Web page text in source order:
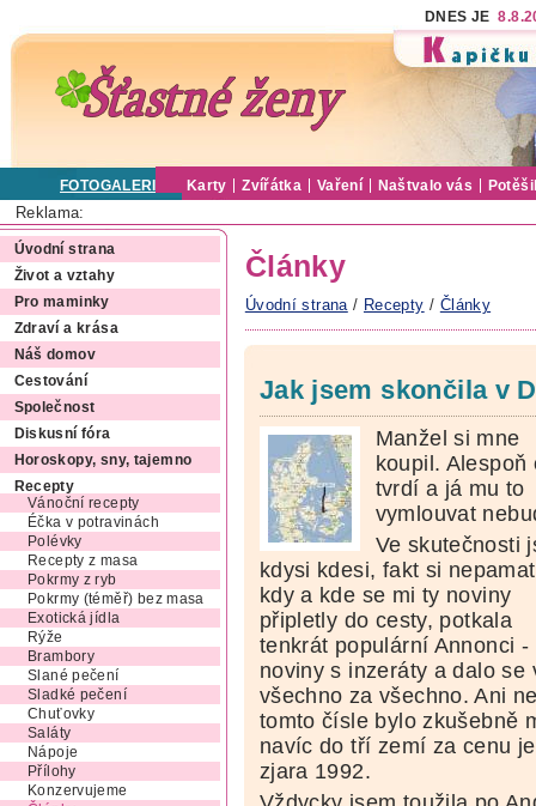
DNES JE
FOTOGALERIE Karty Zvířátka Vaření Naštvalo vás
Reklama:
Úvodní strana
Život a vztahy
Pro maminky
Zdraví a krása
Náš domov
Cestování
Společnost
Diskusní fóra
Horoskopy, sny, tajemno
Recepty
Vánoční recepty
Éčka v potravinách
Polévky
Recepty z masa
Pokrmy z ryb
Pokrmy (téměř) bez masa
Exotická jídla
Rýže
Brambory
Slané pečení
Sladké pečení
Chuťovky
Saláty
Nápoje
Přílohy
Konzervujeme
Články
Úvodní strana / Recepty / Články
Jak jsem skončila v
Manžel si mne
koupil. Alespoň
tvrdí a já mu to
vymlouvat
Ve skutečnosti
kdysi kdesi, fakt si
kdy a kde se mi ty noviny
připletly do cesty, potkala
tenkrát populární Annonci -
noviny s inzeráty a dalo
všechno za všechno. Ani
tomto čísle bylo zkušebně
navíc do tří zemí za cenu
zjara 1992.